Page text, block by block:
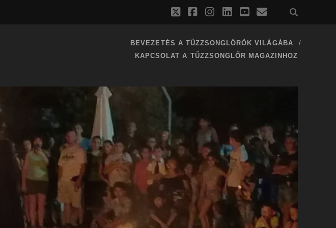
twitterfacebook
instagram
linkedin
youtube
email
BEVEZETÉS A TŰZZSONGLŐRÖK VILÁGÁBA
KAPCSOLAT A TŰZZSONGLŐR MAGAZINHOZ